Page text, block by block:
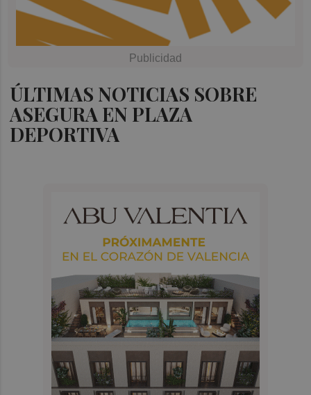
ÚLTIMAS NOTICIAS SOBRE
ASEGURA EN PLAZA
DEPORTIVA